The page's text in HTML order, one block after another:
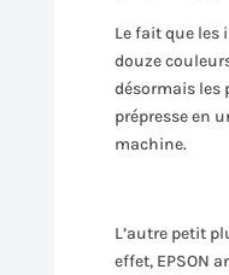
Le fait que les
douze
désormais les
prépresse en
machine.
L’autre petit
effet, EPSON